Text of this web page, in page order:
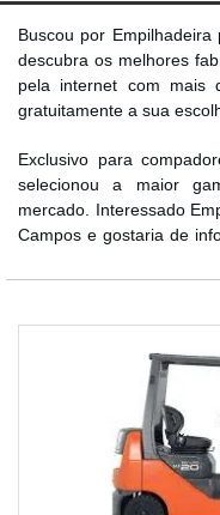
Buscou por
descubra os melhores
pela internet com mais
gratuitamente a sua
Exclusivo para
selecionou a maior
mercado. Interessado
Campos e gostaria de